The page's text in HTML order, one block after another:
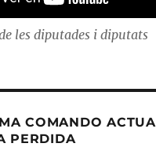
les diputades i diputats
COMANDO
PERDIDA